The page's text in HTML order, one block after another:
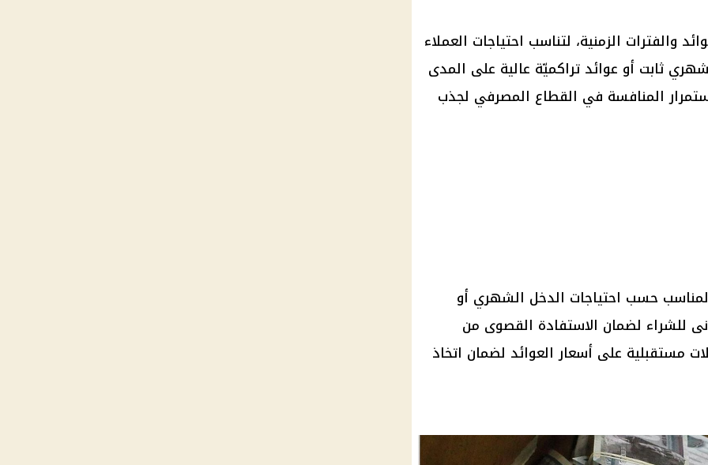
والفترات الزمنية، لتناسب احتياجات العملاء
ثابت أو عوائد تراكميّة عالية على المدى
المنافسة في القطاع المصرفي لجذب
حسب احتياجات الدخل الشهري أو
للشراء لضمان الاستفادة القصوى من
مستقبلية على أسعار العوائد لضمان اتخاذ